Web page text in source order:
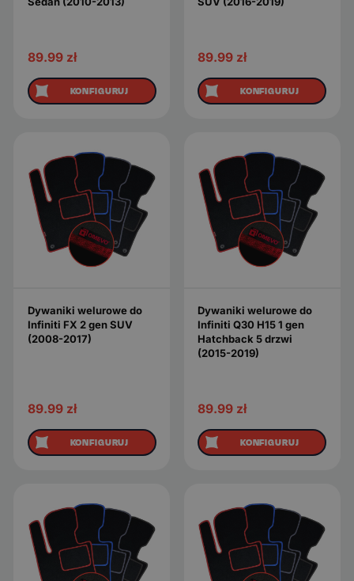
89.99 zł
KONFIGURUJ
89.99 zł
KONFIGURUJ
Dywaniki welurowe do
Infiniti FX 2 gen SUV
(2008-2017)
89.99 zł
KONFIGURUJ
Dywaniki welurowe do
Infiniti Q30 H15 1 gen
Hatchback 5 drzwi
(2015-2019)
89.99 zł
KONFIGURUJ